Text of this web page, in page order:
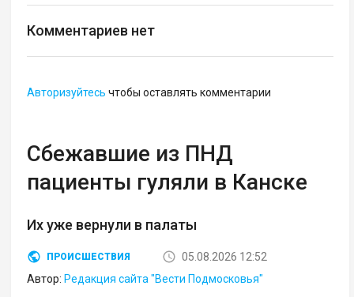
Комментариев нет
Авторизуйтесь чтобы оставлять комментарии
Сбежавшие из ПНД
пациенты гуляли в Канске
Их уже вернули в палаты
ПРОИСШЕСТВИЯ
05.08.2026 12:52
Автор: Редакция сайта "Вести Подмосковья"